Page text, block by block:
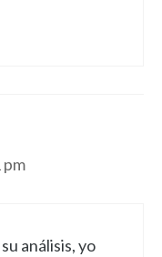
pm
análisis, yo